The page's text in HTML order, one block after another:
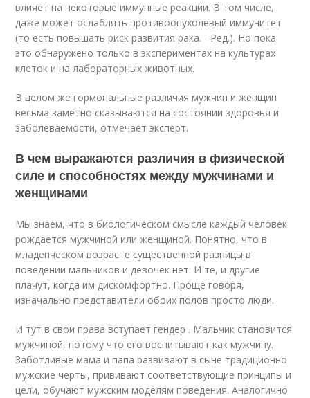
влияет на некоторые иммунные реакции. В том числе,
даже может ослаблять противоопухолевый иммунитет
(то есть повышать риск развития рака. - Ред.). Но пока
это обнаружено только в экспериментах на культурах
клеток и на лабораторных животных.
В целом же гормональные различия мужчин и женщин
весьма заметно сказываются на состоянии здоровья и
заболеваемости, отмечает эксперт.
В чем выражаются различия в физической
силе и способностях между мужчинами и
женщинами
Мы знаем, что в биологическом смысле каждый человек
рождается мужчиной или женщиной. Понятно, что в
младенческом возрасте существенной разницы в
поведении мальчиков и девочек нет. И те, и другие
плачут, когда им дискомфортно. Проще говоря,
изначально представители обоих полов просто люди.
И тут в свои права вступает гендер . Мальчик становится
мужчиной, потому что его воспитывают как мужчину.
Заботливые мама и папа развивают в сыне традиционно
мужские черты, прививают соответствующие принципы и
цели, обучают мужским моделям поведения. Аналогично